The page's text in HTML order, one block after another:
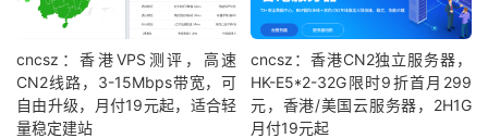
cncsz：香港VPS测评，高速
CN2线路，3-15Mbps带宽，可
自由升级，月付19元起，适合轻
量稳定建站
cncsz：香港CN2独立服务器，
HK-E5*2-32G限时9折首月299
元，香港/美国云服务器，2H1G
月付19元起